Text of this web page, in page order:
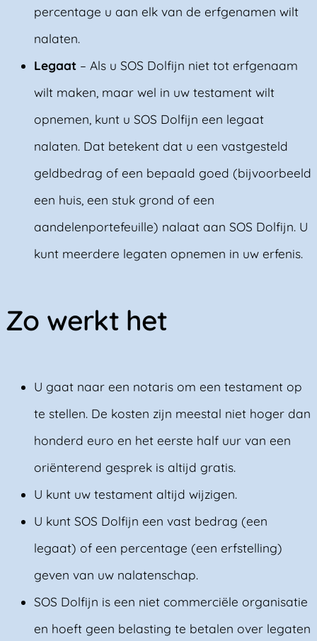
percentage u aan elk van de erfgenamen wilt
nalaten.
Legaat – Als u SOS Dolfijn niet tot erfgenaam
wilt maken, maar wel in uw testament wilt
opnemen, kunt u SOS Dolfijn een legaat
nalaten. Dat betekent dat u een vastgesteld
geldbedrag of een bepaald goed (bijvoorbeeld
een huis, een stuk grond of een
aandelenportefeuille) nalaat aan SOS Dolfijn. U
kunt meerdere legaten opnemen in uw erfenis.
Zo werkt het
U gaat naar een notaris om een testament op
te stellen. De kosten zijn meestal niet hoger dan
honderd euro en het eerste half uur van een
oriënterend gesprek is altijd gratis.
U kunt uw testament altijd wijzigen.
U kunt SOS Dolfijn een vast bedrag (een
legaat) of een percentage (een erfstelling)
geven van uw nalatenschap.
SOS Dolfijn is een niet commerciële organisatie
en hoeft geen belasting te betalen over legaten